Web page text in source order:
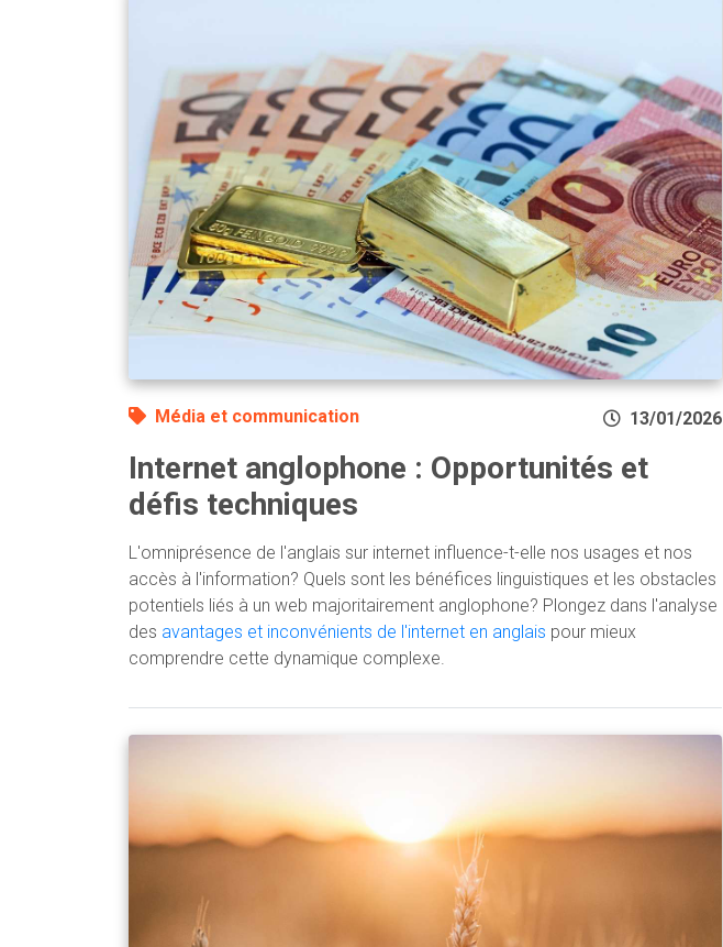
Média et communication 13/01/2026
Internet anglophone : Opportunités et
défis techniques
L'omniprésence de l'anglais sur internet influence-t-elle nos usages et nos
accès à l'information? Quels sont les bénéfices linguistiques et les obstacles
potentiels liés à un web majoritairement anglophone? Plongez dans l'analyse
des avantages et inconvénients de l'internet en anglais pour mieux
comprendre cette dynamique complexe.